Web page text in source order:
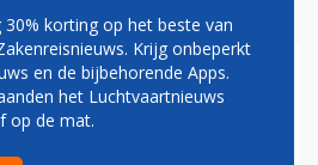
WIL NA
korting op het beste van
Krijg onbeperkt
en de bijbehorende Apps.
het Luchtvaartnieuws
op de mat.